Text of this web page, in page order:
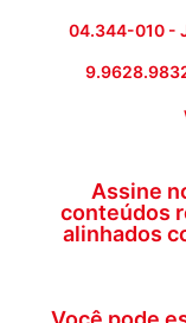
04.344-010 -
Assine
conteúdos
alinhados